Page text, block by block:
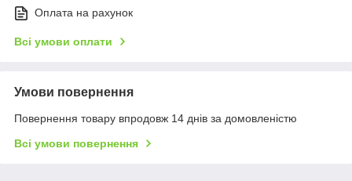
Оплата на рахунок
Всі умови оплати
Умови повернення
Повернення товару впродовж 14 днів за домовленістю
Всі умови повернення